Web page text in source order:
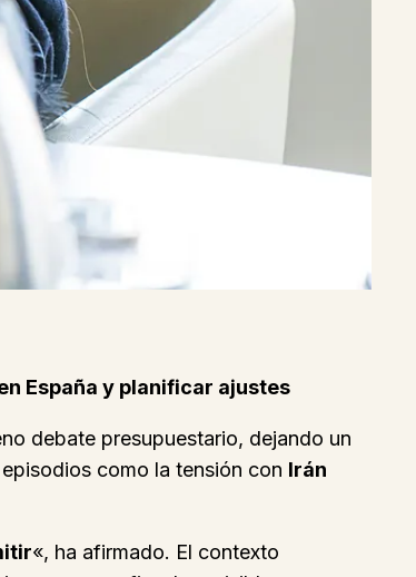
España y planificar ajustes
debate presupuestario, dejando un
como la tensión con Irán
«, ha afirmado. El contexto